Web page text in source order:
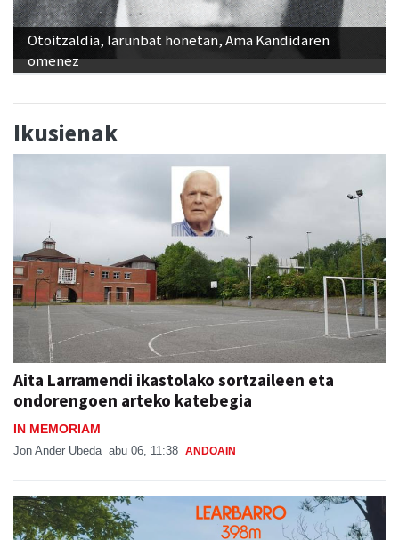
Otoitzaldia, larunbat honetan, Ama Kandidaren
omenez
Ikusienak
Aita Larramendi ikastolako sortzaileen eta
ondorengoen arteko katebegia
IN MEMORIAM
Jon Ander Ubeda abu 06, 11:38 ANDOAIN